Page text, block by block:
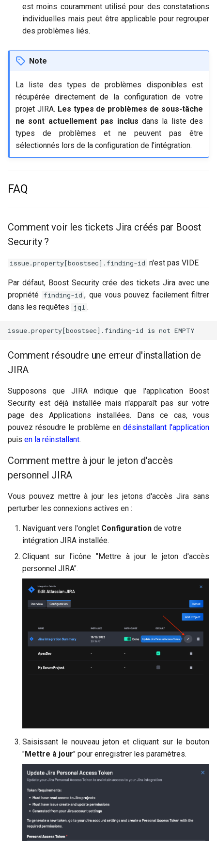
est moins couramment utilisé pour des constatations
individuelles mais peut être applicable pour regrouper
des problèmes liés.
Note
La liste des types de problèmes disponibles est
récupérée directement de la configuration de votre
projet JIRA. Les types de problèmes de sous-tâche
ne sont actuellement pas inclus dans la liste des
types de problèmes et ne peuvent pas être
sélectionnés lors de la configuration de l'intégration.
FAQ
Comment voir les tickets Jira créés par Boost
Security ?
issue.property[boostsec].finding-id n'est pas VIDE
Par défaut, Boost Security crée des tickets Jira avec une
propriété finding-id , que vous pouvez facilement filtrer
dans les requêtes
jql .
Comment résoudre une erreur d'installation de
JIRA
Supposons que JIRA indique que l'application Boost
Security est déjà installée mais n'apparaît pas sur votre
page des Applications installées. Dans ce cas, vous
pouvez résoudre le problème en désinstallant l'application
puis en la réinstallant.
Comment mettre à jour le jeton d'accès
personnel JIRA
Vous pouvez mettre à jour les jetons d'accès Jira sans
perturber les connexions actives en :
Naviguant vers l'onglet Configuration de votre
intégration JIRA installée.
Cliquant sur l'icône "Mettre à jour le jeton d'accès
personnel JIRA".
Saisissant le nouveau jeton et cliquant sur le bouton
"Mettre à jour" pour enregistrer les paramètres.